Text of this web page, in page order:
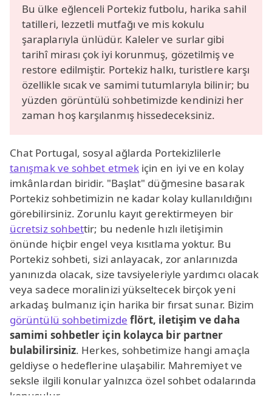
Bu ülke eğlenceli Portekiz futbolu, harika sahil
tatilleri, lezzetli mutfağı ve mis kokulu
şaraplarıyla ünlüdür. Kaleler ve surlar gibi
tarihî mirası çok iyi korunmuş, gözetilmiş ve
restore edilmiştir. Portekiz halkı, turistlere karşı
özellikle sıcak ve samimi tutumlarıyla bilinir; bu
yüzden görüntülü sohbetimizde kendinizi her
zaman hoş karşılanmış hissedeceksiniz.
Chat Portugal, sosyal ağlarda Portekizlilerle
tanışmak ve sohbet etmekiçin en iyi ve en kolay
imkânlardan biridir. "Başlat" düğmesine basarak
Portekiz sohbetimizin ne kadar kolay kullanıldığını
görebilirsiniz. Zorunlu kayıt gerektirmeyen bir
ücretsiz sohbettir; bu nedenle hızlı iletişimin
önünde hiçbir engel veya kısıtlama yoktur. Bu
Portekiz sohbeti, sizi anlayacak, zor anlarınızda
yanınızda olacak, size tavsiyeleriyle yardımcı olacak
veya sadece moralinizi yükseltecek birçok yeni
arkadaş bulmanız için harika bir fırsat sunar. Bizim
görüntülü sohbetimizde flört, iletişim ve daha
samimi sohbetler için kolayca bir partner
bulabilirsiniz. Herkes, sohbetimize hangi amaçla
geldiyse o hedeflerine ulaşabilir. Mahremiyet ve
seksle ilgili konular yalnızca özel sohbet odalarında
konuşulur.